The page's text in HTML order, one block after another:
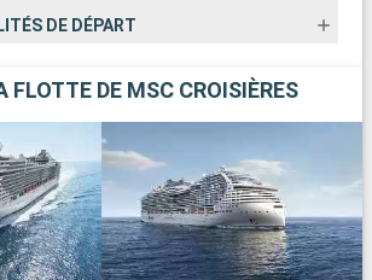
DE DÉPART
FLOTTE DE MSC CROISIÈRES